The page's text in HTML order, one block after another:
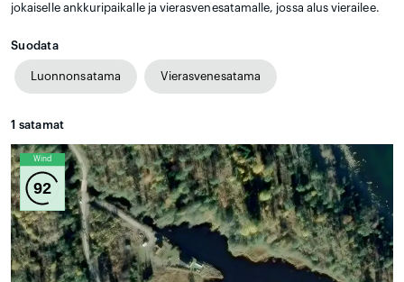
jokaiselle ankkuripaikalle ja vierasvenesatamalle, jossa alus vierailee.
Suodata
Luonnonsatama Vierasvenesatama
1 satamat
Wind
92